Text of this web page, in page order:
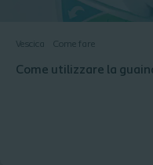
Vescica Come fare
Come utilizzare la